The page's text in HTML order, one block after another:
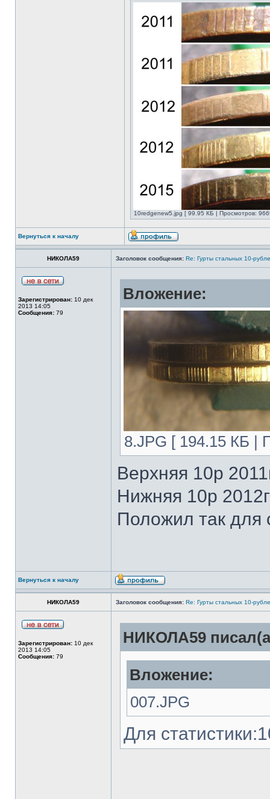
10redgenew5.jpg [ 99.95 КБ | Просмотров:
Вернуться к началу
НИКОЛА59 Заголовок сообщения: Re: Гурты стальных 10-
Зарегистрирован: 10 дек
2013 14:05
Сообщения: 79
Вложение:
8.JPG [ 194.15 КБ |
Верхняя 10р
Нижняя 10р
Положил так для
Вернуться к началу
НИКОЛА59 Заголовок сообщения: Re: Гурты стальных 10-
Зарегистрирован: 10 дек
2013 14:05
Сообщения: 79
НИКОЛА59
Вложение:
007.JPG
Для